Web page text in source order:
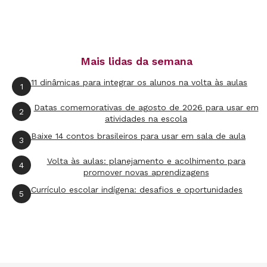
casa? Passarinhos, carros, pessoas? Com o
isolamento social, mudou muito os barulhos
que podem ser ouvidos? Este pode ser
exercícios bacanas para desenvolver com as
crianças”, sugere Carolina Miranda. Uma dica
para explorar os sons ambientes éesse plano
de aula(clique para acessar).
Mais lidas da semana
1 11 dinâmicas para integrar os alunos na volta às aulas
2
Datas comemorativas de agosto de 2026 para usar em
atividades na escola
3 Baixe 14 contos brasileiros para usar em sala de aula
4
Volta às aulas: planejamento e acolhimento para
promover novas aprendizagens
5 Currículo escolar indígena: desafios e oportunidades